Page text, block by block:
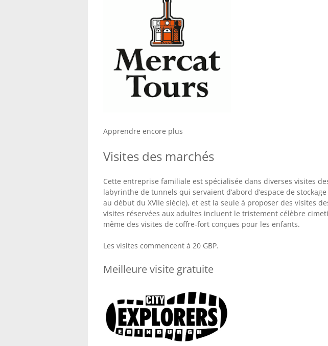
Apprendre encore plus
Visites des marchés
Cette entreprise familiale est spécialisée dans diverses visites
labyrinthe de tunnels qui servaient d’abord d’espace de
au début du XVIIe siècle), et est la seule à proposer des visites
visites réservées aux adultes incluent le tristement célèbre
même des visites de coffre-fort conçues pour les enfants.
Les visites commencent à 20 GBP.
Meilleure visite gratuite